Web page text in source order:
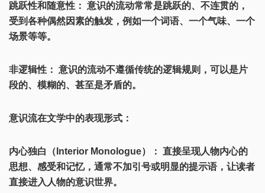
跳跃性和随意性： 意识的流动常常是跳跃的、不连贯的，
受到各种偶然因素的触发，例如一个词语、一个气味、一个
场景等等。
非逻辑性： 意识的流动不遵循传统的逻辑规则，可以是片
段的、模糊的、甚至是矛盾的。
意识流在文学中的表现形式：
内心独白（Interior Monologue）： 直接呈现人物内心的
思想、感受和记忆，通常不加引号或明显的提示语，让读者
直接进入人物的意识世界。